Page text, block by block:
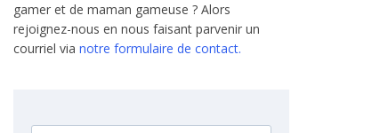
gamer et de maman gameuse ? Alors
rejoignez-nous en nous faisant parvenir un
courriel via notre formulaire de contact.